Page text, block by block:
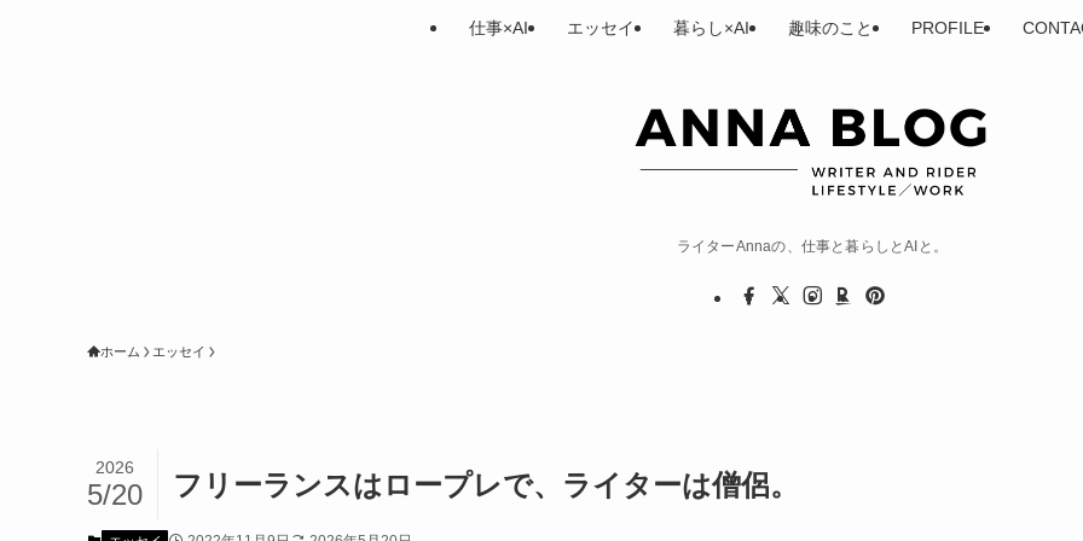
ライターAnnaの、仕事と暮らしとAIと。
仕事×AI エッセイ 暮らし×AI 趣味のこと PROFILE
ホーム エッセイ
フリーランスはロープレで、ライターは僧侶。
2026
5/20